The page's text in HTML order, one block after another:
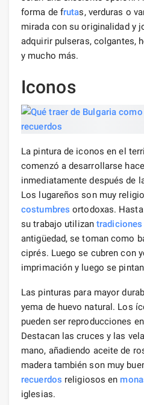
forma de frutas, verduras o
mirada con su originalidad y
adquirir pulseras, colgantes,
y mucho más.
Iconos
La pintura de iconos en el
comenzó a desarrollarse
inmediatamente después de
Los lugareños son muy
costumbres ortodoxas.
su trabajo utilizan tradiciones
antigüedad, se toman como
ciprés. Luego se cubren con
imprimación y luego se
Las pinturas para mayor
yema de huevo natural. Los
pueden ser reproducciones
Destacan las cruces y las
mano, añadiendo aceite de
madera también son muy
recuerdos religiosos en
iglesias.